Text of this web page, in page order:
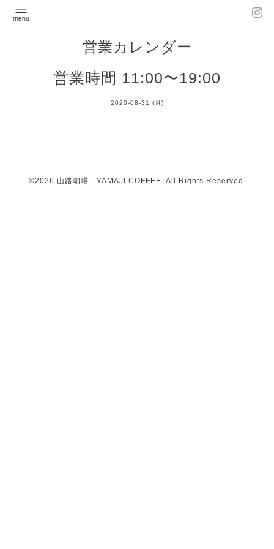
営業カレンダー
営業時間 11:00〜19:00
2020-08-31 (月)
©2026 山路珈琲 YAMAJI COFFEE. All Rights Reserved.